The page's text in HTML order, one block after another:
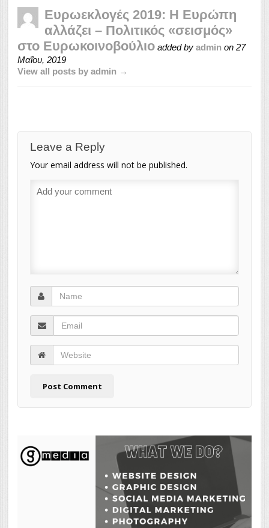
Ευρωεκλογές 2019: Η Ευρώπη
αλλάζει – Πολιτικός «σεισμός»
στο Ευρωκοινοβούλιο added by admin on 27
Μαΐου, 2019
View all posts by admin →
Leave a Reply
Your email address will not be published.